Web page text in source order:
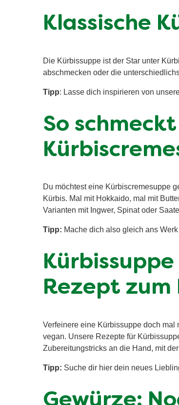
Klassische
Die Kürbissuppe ist der Star unter
abschmecken oder die
Tipp: Lasse dich inspirieren von
So
Du möchtest eine Kürbiscremesuppe
Kürbis. Mal mit Hokkaido, mal mit
Varianten mit Ingwer, Spinat oder
Tipp: Mache dich also gleich ans
Rezept zum
Verfeinere eine Kürbissuppe doch
vegan. Unsere Rezepte für
Zubereitungstricks an die Hand, mit
Tipp: Suche dir hier dein neues